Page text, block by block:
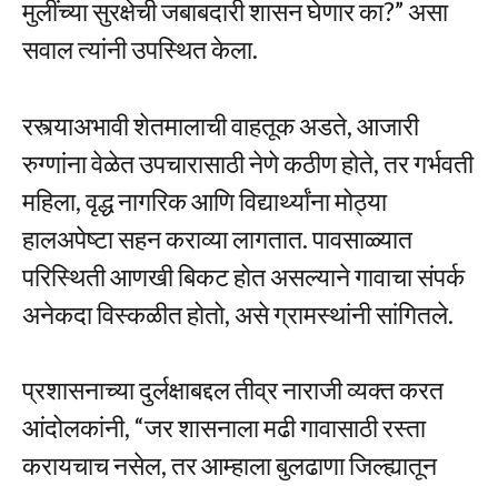
मुलींच्या सुरक्षेची जबाबदारी शासन घेणार का?” असा
सवाल त्यांनी उपस्थित केला.
रस्त्याअभावी शेतमालाची वाहतूक अडते, आजारी
रुग्णांना वेळेत उपचारासाठी नेणे कठीण होते, तर गर्भवती
महिला, वृद्ध नागरिक आणि विद्यार्थ्यांना मोठ्या
हालअपेष्टा सहन कराव्या लागतात. पावसाळ्यात
परिस्थिती आणखी बिकट होत असल्याने गावाचा संपर्क
अनेकदा विस्कळीत होतो, असे ग्रामस्थांनी सांगितले.
प्रशासनाच्या दुर्लक्षाबद्दल तीव्र नाराजी व्यक्त करत
आंदोलकांनी, “जर शासनाला मढी गावासाठी रस्ता
करायचाच नसेल, तर आम्हाला बुलढाणा जिल्ह्यातून